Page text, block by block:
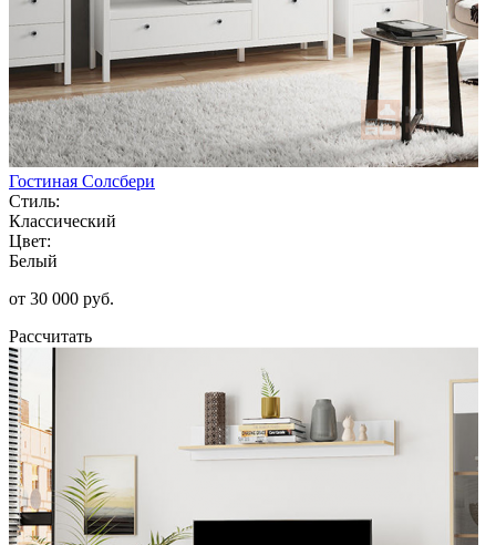
Гостиная Солсбери
Стиль:
Классический
Цвет:
Белый
от 30 000 руб.
Рассчитать